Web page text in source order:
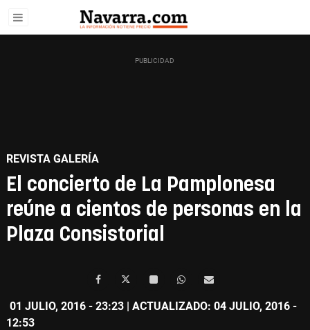
REVISTA GALERÍA
El concierto de La Pamplonesa
reúne a cientos de personas en la
Plaza Consistorial
01 JULIO, 2016 - 23:23 | ACTUALIZADO: 04 JULIO, 2016 -
12:53